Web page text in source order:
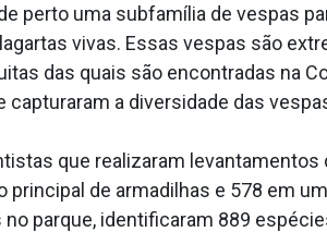
perto uma subfamília de vespas
vivas. Essas vespas são
das quais são encontradas na
a diversidade das
que realizaram
de armadilhas e 578 em
parque, identificaram 889